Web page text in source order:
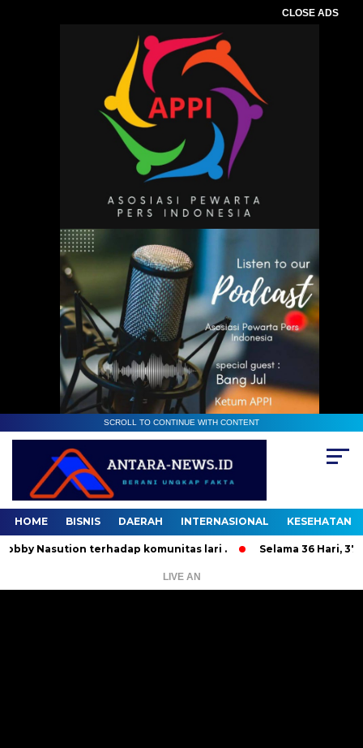
CLOSE ADS
SCROLL TO CONTINUE WITH CONTENT
HOME BISNIS DAERAH INTERNASIONAL KESEHATAN
terhadap komunitas lari . Selama 36 Hari, 37
LIVE AN